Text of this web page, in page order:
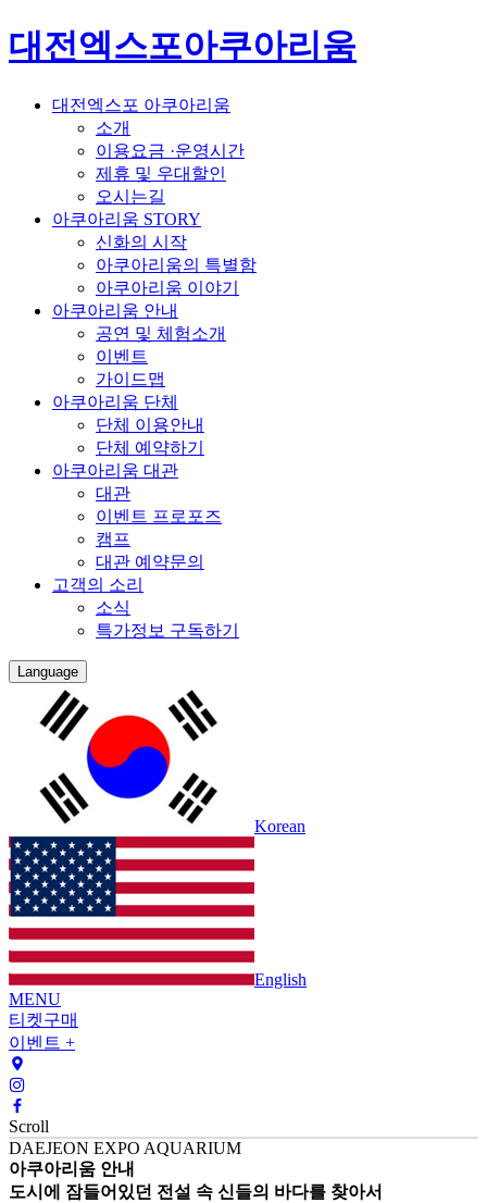
대전엑스포아쿠아리움
대전엑스포 아쿠아리움
소개
이용요금 ·운영시간
제휴 및 우대할인
오시는길
아쿠아리움 STORY
신화의 시작
아쿠아리움의 특별함
아쿠아리움 이야기
아쿠아리움 안내
공연 및 체험소개
이벤트
가이드맵
아쿠아리움 단체
단체 이용안내
단체 예약하기
아쿠아리움 대관
대관
이벤트 프로포즈
캠프
대관 예약문의
고객의 소리
소식
특가정보 구독하기
Language
Korean
English
MENU
티켓구매
이벤트 +
Scroll
DAEJEON EXPO AQUARIUM
아쿠아리움 안내
도시에 잠들어있던 전설 속 신들의 바다를 찾아서